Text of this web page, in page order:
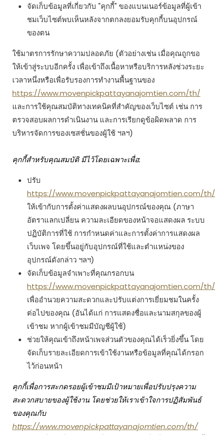
จัดเก็บข้อมูลที่เกี่ยวกับ "คุกกี้" ของแบนเนอร์ข้อมูลที่ผู้เข้า
ชมเว็บไซต์พบเห็นหลังจากตกลงยอมรับคุกกี้บนอุปกรณ์
ของตน
ใช้มาตรการรักษาความปลอดภัย (ตัวอย่างเช่น เมื่อคุณถูกขอ
ให้เข้าสู่ระบบอีกครั้ง เพื่อเข้าถึงเนื้อหาหรือบริการหลังช่วงระยะ
เวลาหนึ่งหรือเพื่อรับรองการทำงานพื้นฐานของ
https://www.movenpickpattayanajomtien.com/th/
และการใช้คุณสมบัติทางเทคนิคที่สำคัญของเว็บไซต์ เช่น การ
ตรวจสอบผลการดำเนินงาน และการเรียกดูข้อผิดพลาด การ
บริหารจัดการของเซสชั่นของผู้ใช้ ฯลฯ)
คุกกี้สำหรับคุณสมบัติ มีไว้โดยเฉพาะเพื่อ:
ปรับ
https://www.movenpickpattayanajomtien.com/th/
ให้เข้ากับการตั้งค่าแสดงผลบนอุปกรณ์ของคุณ (ภาษา
อัตราแลกเปลี่ยน ความละเอียดของหน้าจอแสดงผล ระบบ
ปฏิบัติการที่ใช้ การกำหนดค่าและการตั้งค่าการแสดงผล
เว็บเพจ โดยขึ้นอยู่กับอุปกรณ์ที่ใช้และตำแหน่งของ
อุปกรณ์ดังกล่าว ฯลฯ)
จัดเก็บข้อมูลจำเพาะที่คุณกรอกบน
https://www.movenpickpattayanajomtien.com/th/
เพื่ออำนวยความสะดวกและปรับแต่งการเยี่ยมชมในครั้ง
ต่อไปของคุณ (อันได้แก่ การแสดงชื่อและนามสกุลของผู้
เข้าชม หากผู้เข้าชมมีบัญชีผู้ใช้)
ช่วยให้คุณเข้าถึงหน้าเพจส่วนตัวของคุณได้เร็วยิ่งขึ้น โดย
จัดเก็บรายละเอียดการเข้าใช้งานหรือข้อมูลที่คุณได้กรอก
ไว้ก่อนหน้า
คุกกี้เพื่อการสะกดรอยผู้เข้าชมมีเป้าหมายเพื่อปรับปรุงความ
สะดวกสบายของผู้ใช้งาน โดยช่วยให้เราเข้าใจการปฏิสัมพันธ์
ของคุณกับ
https://www.movenpickpattayanajomtien.com/th/